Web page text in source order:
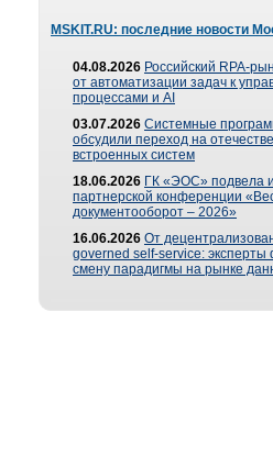
MSKIT.RU: последние новости
04.08.2026 Российский RPA-
от автоматизации задач к
процессами и AI
03.07.2026 Системные
обсудили переход на
встроенных систем
18.06.2026 ГК «ЭОС» подвела
партнерской конференции
документооборот – 2026»
16.06.2026 От
governed self-service: эксперты
смену парадигмы на рынке